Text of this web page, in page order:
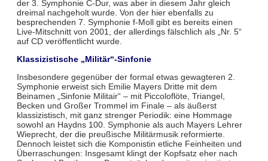
der 3. Symphonie C-Dur, was aber in diesem Jahr gleich
dreimal nachgeholt wurde. Von der hier ebenfalls zu
besprechenden 7. Symphonie f-Moll gibt es bereits einen
Live-Mitschnitt von 2001, der allerdings fälschlich als „Nr. 5“
auf CD veröffentlicht wurde.
Klassizistische „Militär“-Sinfonie
Insbesondere gegenüber der formal etwas gewagteren 2.
Symphonie erweist sich Emilie Mayers Dritte mit dem
Beinamen „Sinfonie Militair“ – mit Piccoloflöte, Triangel,
Becken und Großer Trommel im Finale – als äußerst
klassizistisch, mit ganz strenger Periodik: eine Hommage
sowohl an Haydns 100. Symphonie als auch Mayers Lehrer
Wieprecht, der die preußische Militärmusik reformierte.
Dennoch leistet sich die Komponistin etliche Feinheiten und
Überraschungen: Insgesamt klingt der Kopfsatz eher nach